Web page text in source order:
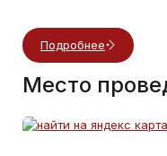
Подробнее
Место